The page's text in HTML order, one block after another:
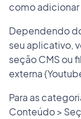
como adicionar
Dependendo
seu aplicativo,
seção CMS ou
externa
Para as
Conteúdo >